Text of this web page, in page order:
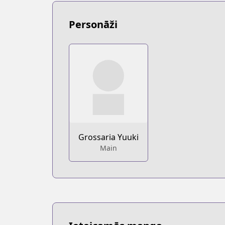
https://www.mangaupdates.com/
novelUpdates
Personāži
Grossaria Yuuki
Main